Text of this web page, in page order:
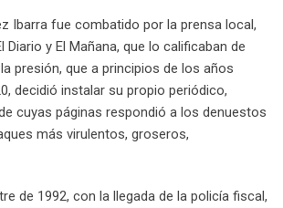
Ibarra fue combatido por la prensa local,
Diario y El Mañana, que lo calificaban de
presión, que a principios de los años
decidió instalar su propio periódico,
cuyas páginas respondió a los denuestos
más virulentos, groseros,
de 1992, con la llegada de la policía fiscal,